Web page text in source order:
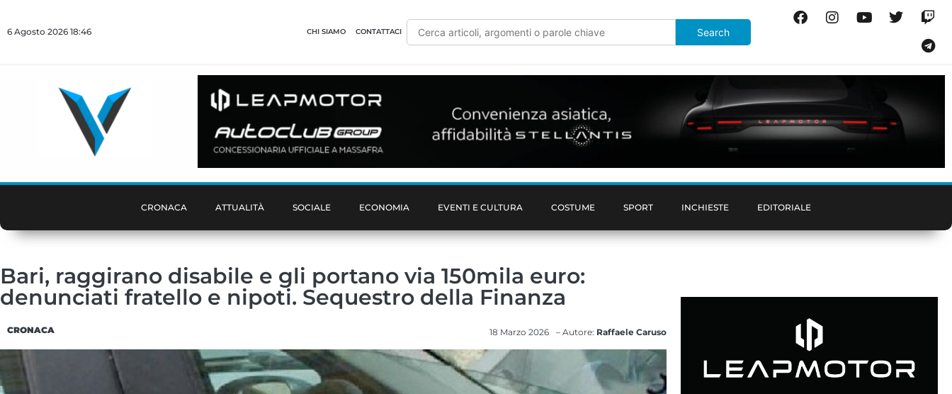
6 Agosto 2026 18:46 CHI SIAMO CONTATTACI
CRONACA ATTUALITÀ SOCIALE ECONOMIA EVENTI E CULTURA COSTUME SPORT INCHIESTE EDITORIALE
Bari, raggirano disabile e gli portano via 150mila euro:
denunciati fratello e nipoti. Sequestro della Finanza
CRONACA 18 Marzo 2026 – Autore: Raffaele Caruso